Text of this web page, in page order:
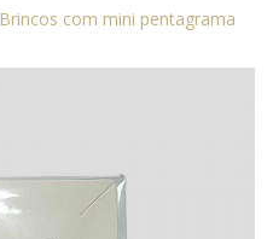
Brincos com mini pentagrama